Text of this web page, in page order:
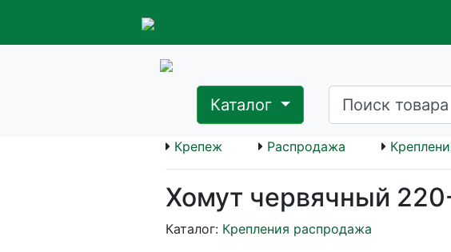
Каталог
Крепеж Распродажа
Хомут червячный
Каталог: Крепления распродажа